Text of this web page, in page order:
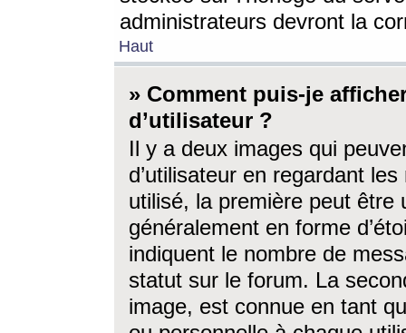
administrateurs devront la
Haut
» Comment puis-je
d’utilisateur ?
Il y a deux images qui
d’utilisateur en regardant
utilisé, la première peut être
généralement en forme
indiquent le nombre de
statut sur le forum. La
image, est connue en tant